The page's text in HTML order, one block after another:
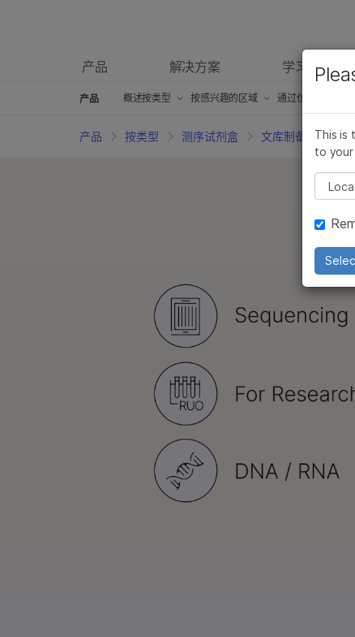
产品 解决方案 学习
产品 概述按类型
测序试剂盒
体外诊断（IVD）产品
服务和培训产品
按感兴趣的区域
癌症研究产品
遗传病产品
通过仪器兼容性
iScan产品
iSeq 100产品
MiniSeq产品
MiSeq产品
MiSeqDx产品
NextSeq
NovaSeq
产品概述按类型
测序试剂盒
体外诊断（IVD）产品
服务和培训产品
按感兴趣的区域
癌症研究产品
遗传病产品
通过仪器兼容性
iScan产品
iSeq 100产
MiniSeq产
MiSeq产品
MiSeqDx产
NextSeq
NovaSeq
产品 按类型 测序试剂盒 文库制备试剂盒
This is
to